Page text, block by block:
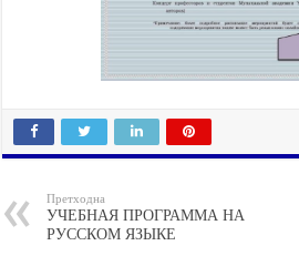
Претходна
УЧЕБНАЯ ПРОГРАММА НА
РУССКОМ ЯЗЫКЕ